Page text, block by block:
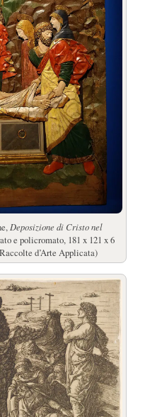
Deposizione di Cristo nel
e policromato, 181 x 121 x 6
d’Arte Applicata)